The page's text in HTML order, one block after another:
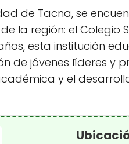
de Tacna, se
la región: el Colegio
esta institución
de jóvenes líderes y
y el